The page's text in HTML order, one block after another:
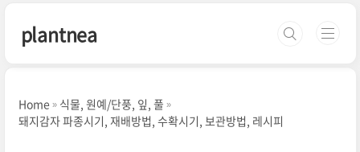
plantnea
Home
식물, 원예/단풍, 잎, 풀
돼지감자 파종시기, 재배방법, 수확시기, 보관방법, 레시피